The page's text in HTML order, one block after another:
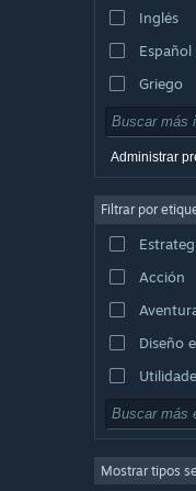
Inglés
Español
Griego
Administrar
Filtrar por
Acción
Diseño
Free to
Mostrar tipos